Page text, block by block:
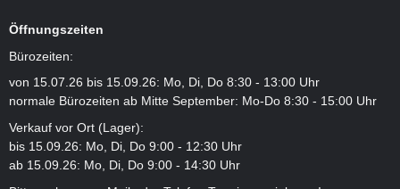
Öffnungszeiten
Bürozeiten:
von 15.07.26 bis 15.09.26: Mo, Di, Do 8:30 - 13:00 Uhr
normale Bürozeiten ab Mitte September: Mo-Do 8:30 - 15:00 Uhr
Verkauf vor Ort (Lager):
bis 15.09.26: Mo, Di, Do 9:00 - 12:30 Uhr
ab 15.09.26: Mo, Di, Do 9:00 - 14:30 Uhr